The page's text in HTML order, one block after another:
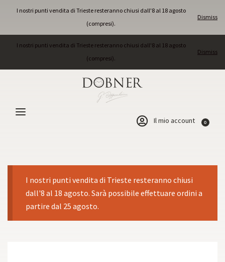
I nostri punti vendita di Trieste resteranno chiusi dall'8 al 18 agosto
(compresi).
Dismiss
I nostri punti vendita di Trieste resteranno chiusi dall'8 al 18 agosto
(compresi).
Dismiss
Il mio account 0
I nostri punti vendita di Trieste resteranno chiusi
dall'8 al 18 agosto. Sarà possibile effettuare ordini a
partire dal 25 agosto.